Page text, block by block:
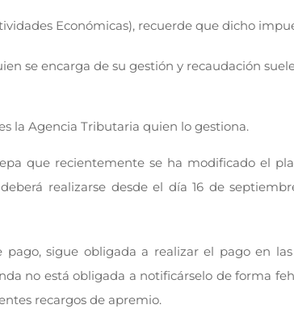
Económicas), recuerde que dicho
se encarga de su gestión y recaudación
la Agencia Tributaria quien lo gestiona.
que recientemente se ha modificado el
realizarse desde el día 16 de
sigue obligada a realizar el pago en
no está obligada a notificárselo de forma
recargos de apremio.